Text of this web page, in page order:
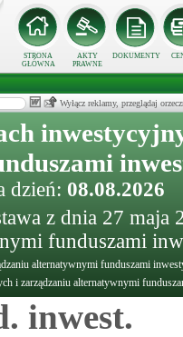
STRONA
GŁÓWNA
AKTY
PRAWNE
DOKUMENTY
Wyłącz reklamy, przeglądaj
dzień: 08.08.2026
z dnia 27 maja
funduszami
alternatywnymi funduszami
i zarządzaniu alternatywnymi
inwest.